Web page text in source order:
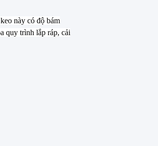
này có độ bám
quy trình lắp ráp, cải